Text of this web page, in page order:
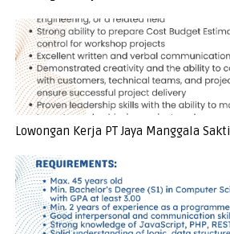
Lowongan Kerja PT Jaya Manggala Sakti